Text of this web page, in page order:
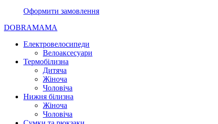
Оформити замовлення
DOBRAMAMA
Електровелосипеди
Велоаксесуари
Термобілизна
Дитяча
Жіноча
Чоловіча
Нижня білизна
Жіноча
Чоловіча